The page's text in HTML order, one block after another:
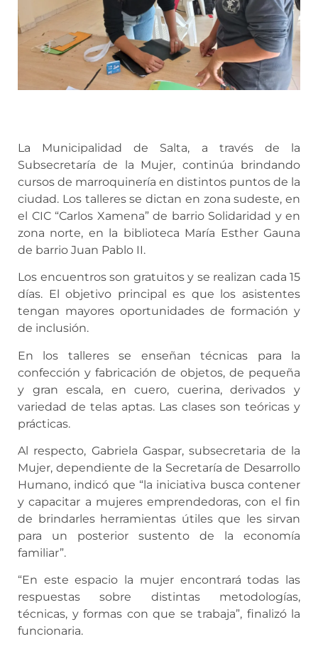
La Municipalidad de Salta, a través de la
Subsecretaría de la Mujer, continúa brindando
cursos de marroquinería en distintos puntos de la
ciudad. Los talleres se dictan en zona sudeste, en
el CIC “Carlos Xamena” de barrio Solidaridad y en
zona norte, en la biblioteca María Esther Gauna
de barrio Juan Pablo II.
Los encuentros son gratuitos y se realizan cada 15
días. El objetivo principal es que los asistentes
tengan mayores oportunidades de formación y
de inclusión.
En los talleres se enseñan técnicas para la
confección y fabricación de objetos, de pequeña
y gran escala, en cuero, cuerina, derivados y
variedad de telas aptas. Las clases son teóricas y
prácticas.
Al respecto, Gabriela Gaspar, subsecretaria de la
Mujer, dependiente de la Secretaría de Desarrollo
Humano, indicó que “la iniciativa busca contener
y capacitar a mujeres emprendedoras, con el fin
de brindarles herramientas útiles que les sirvan
para un posterior sustento de la economía
familiar”.
“En este espacio la mujer encontrará todas las
respuestas sobre distintas metodologías,
técnicas, y formas con que se trabaja”, finalizó la
funcionaria.